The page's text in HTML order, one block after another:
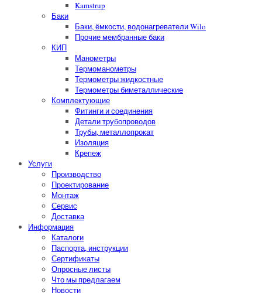
Kamstrup
Баки
Баки, ёмкости, водонагреватели Wilo
Прочие мембранные баки
КИП
Манометры
Термоманометры
Термометры жидкостные
Термометры биметаллические
Комплектующие
Фитинги и соединения
Детали трубопроводов
Трубы, металлопрокат
Изоляция
Крепеж
Услуги
Производство
Проектирование
Монтаж
Сервис
Доставка
Информация
Каталоги
Паспорта, инструкции
Сертификаты
Опросные листы
Что мы предлагаем
Новости